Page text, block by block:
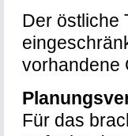
Der östliche
vorhandene
Für das